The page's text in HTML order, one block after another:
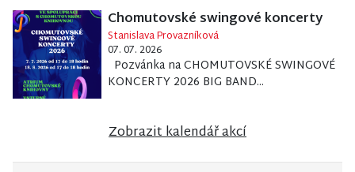
Chomutovské swingové koncerty
Stanislava Provazníková
07. 07. 2026
Pozvánka na CHOMUTOVSKÉ SWINGOVÉ
KONCERTY 2026 BIG BAND...
Zobrazit kalendář akcí